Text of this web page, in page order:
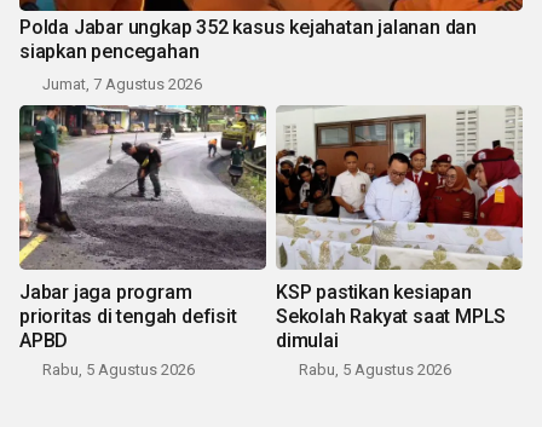
Polda Jabar ungkap 352 kasus kejahatan jalanan dan
siapkan pencegahan
Jumat, 7 Agustus 2026
Jabar jaga program
prioritas di tengah defisit
APBD
Rabu, 5 Agustus 2026
KSP pastikan kesiapan
Sekolah Rakyat saat MPLS
dimulai
Rabu, 5 Agustus 2026